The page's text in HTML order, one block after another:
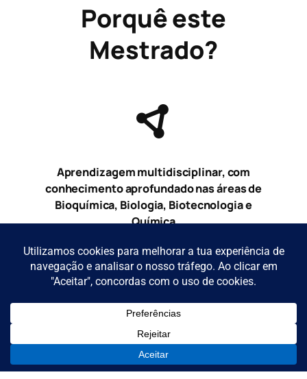
Porquê este
Mestrado?
Aprendizagem multidisciplinar, com
conhecimento aprofundado nas áreas de
Bioquímica, Biologia, Biotecnologia e
Química
Competências únicas e especialistas da
NOVA FCT, ITQB NOVA e NOVA Medical
School